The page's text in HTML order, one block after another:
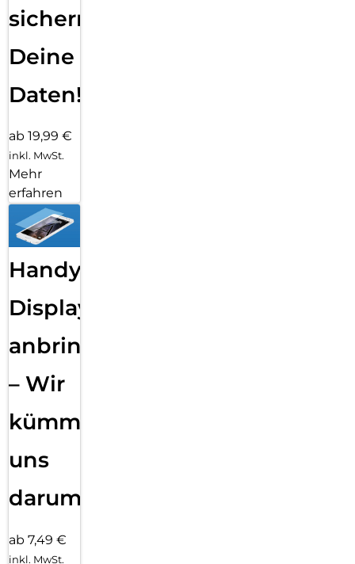
sichern
Deine
Daten!
ab 19,99 €
inkl. MwSt.
Mehr
erfahren
Handy
Displayfolie
anbringen
– Wir
kümmern
uns
darum!
ab 7,49 €
inkl. MwSt.